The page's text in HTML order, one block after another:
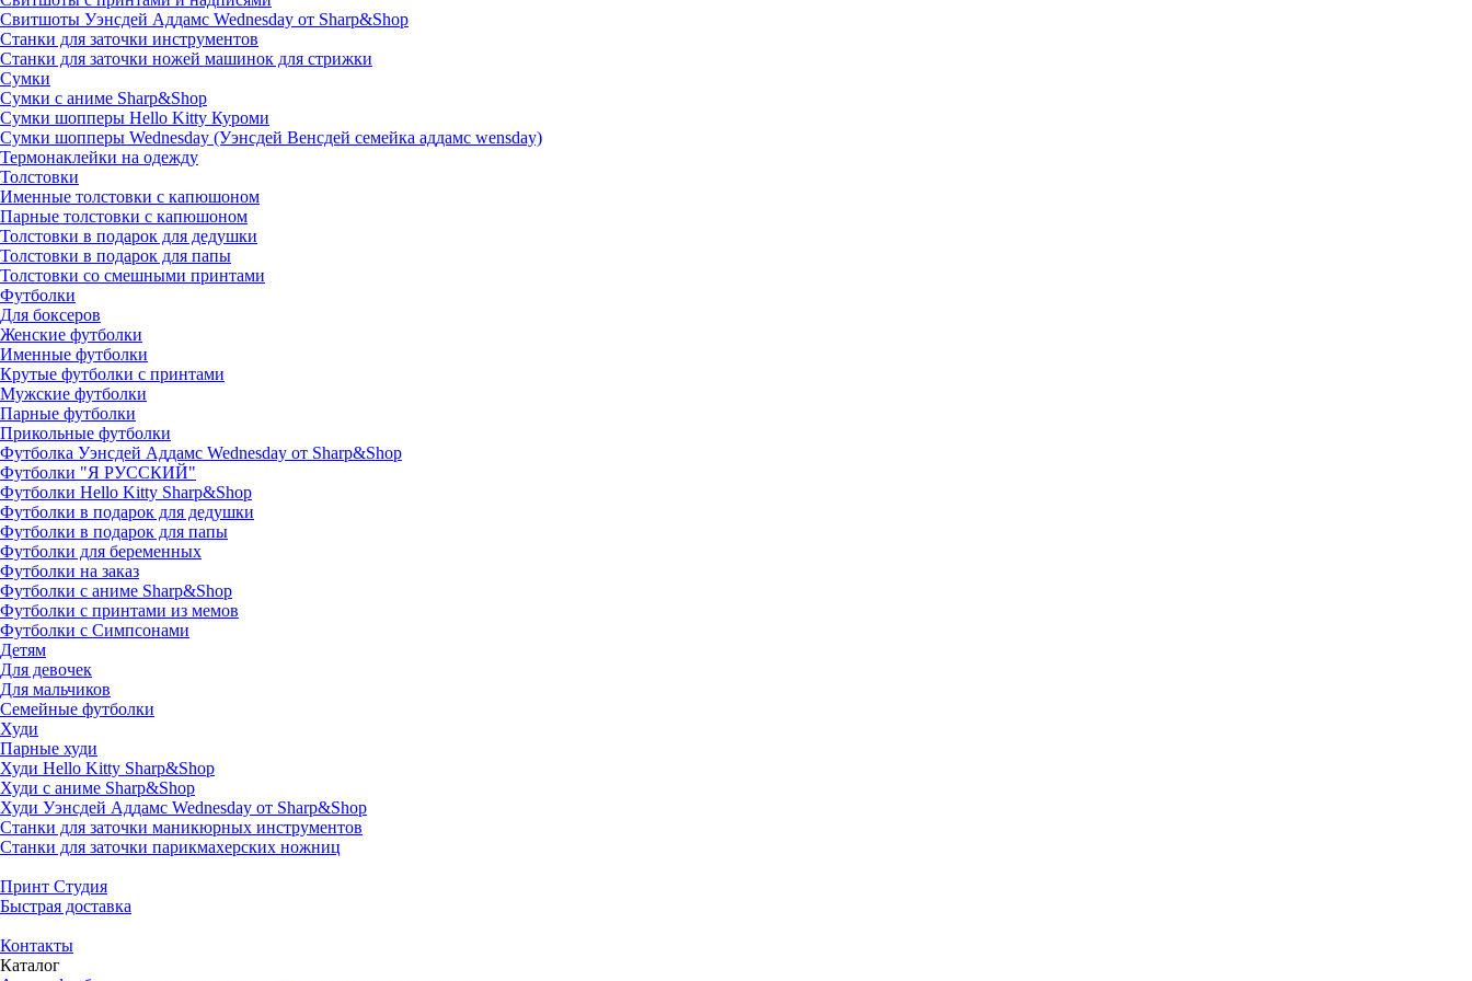
Свитшоты Уэнсдей Аддамс Wednesday от Sharp&Shop
Станки для заточки инструментов
Станки для заточки ножей машинок для стрижки
Сумки
Сумки с аниме Sharp&Shop
Сумки шопперы Hello Kitty Куроми
Сумки шопперы Wednesday (Уэнсдей Венсдей семейка аддамс wensday)
Термонаклейки на одежду
Толстовки
Именные толстовки с капюшоном
Парные толстовки с капюшоном
Толстовки в подарок для дедушки
Толстовки в подарок для папы
Толстовки со смешными принтами
Футболки
Для боксеров
Женские футболки
Именные футболки
Крутые футболки с принтами
Мужские футболки
Парные футболки
Прикольные футболки
Футболка Уэнсдей Аддамс Wednesday от Sharp&Shop
Футболки "Я РУССКИЙ"
Футболки Hello Kitty Sharp&Shop
Футболки в подарок для дедушки
Футболки в подарок для папы
Футболки для беременных
Футболки на заказ
Футболки с аниме Sharp&Shop
Футболки с принтами из мемов
Футболки с Симпсонами
Детям
Для девочек
Для мальчиков
Семейные футболки
Худи
Парные худи
Худи Hello Kitty Sharp&Shop
Худи с аниме Sharp&Shop
Худи Уэнсдей Аддамс Wednesday от Sharp&Shop
Станки для заточки маникюрных инструментов
Станки для заточки парикмахерских ножниц
Принт Студия
Быстрая доставка
Контакты
Каталог